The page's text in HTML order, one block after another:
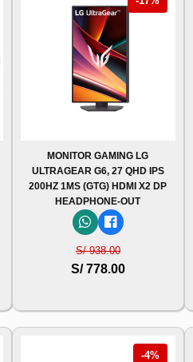
MONITOR GAMING LG
ULTRAGEAR G6, 27 QHD IPS
200HZ 1MS (GTG) HDMI X2 DP
HEADPHONE-OUT
S/ 938.00
S/ 778.00
-4%